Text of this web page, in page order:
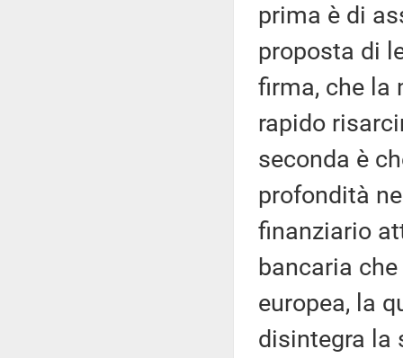
prima è di
proposta di
firma, che la
rapido
seconda è
profondità
finanziario
bancaria
europea, la
disintegra la